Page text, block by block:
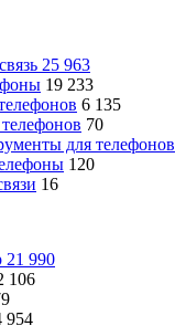
25 963
19 233
6 135
70
для телефонов
120
16
21 990
106
954